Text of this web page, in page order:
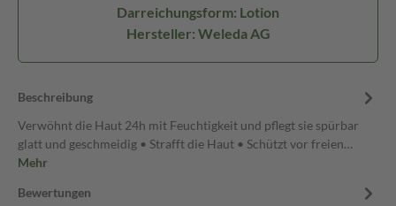
Darreichungsform: Lotion
Hersteller: Weleda AG
Beschreibung
Verwöhnt die Haut 24h mit Feuchtigkeit und pflegt sie spürbar
glatt und geschmeidig • Strafft die Haut • Schützt vor freien…
Mehr
Bewertungen